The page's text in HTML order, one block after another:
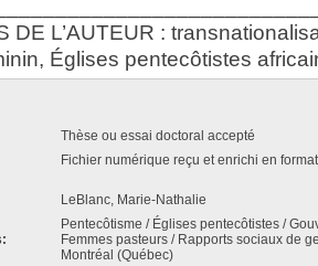
DE L’AUTEUR :
Églises pentecôtistes
Thèse ou essai doctoral accepté
Fichier numérique reçu et enrichi en
LeBlanc, Marie-Nathalie
Pentecôtisme / Églises pentecôtistes /
Femmes pasteurs / Rapports sociaux de
Montréal (Québec)